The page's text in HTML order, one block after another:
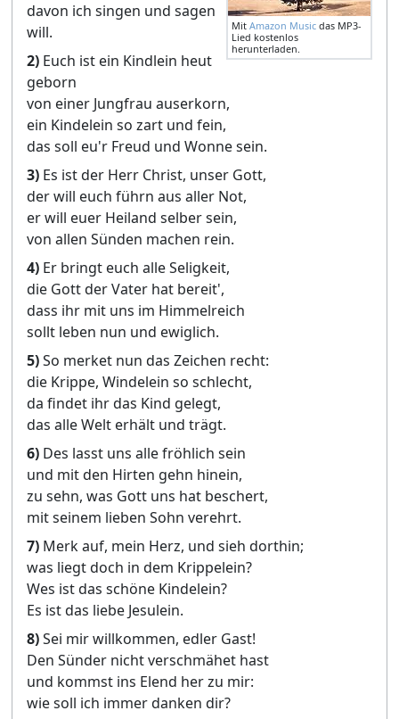
Mit Amazon Music das MP3-
Lied kostenlos
herunterladen.
davon ich singen und sagen
will.
2) Euch ist ein Kindlein heut
geborn
von einer Jungfrau auserkorn,
ein Kindelein so zart und fein,
das soll eu'r Freud und Wonne sein.
3) Es ist der Herr Christ, unser Gott,
der will euch führn aus aller Not,
er will euer Heiland selber sein,
von allen Sünden machen rein.
4) Er bringt euch alle Seligkeit,
die Gott der Vater hat bereit',
dass ihr mit uns im Himmelreich
sollt leben nun und ewiglich.
5)So merket nun das Zeichen recht:
die Krippe, Windelein so schlecht,
da findet ihr das Kind gelegt,
das alle Welt erhält und trägt.
6) Des lasst uns alle fröhlich sein
und mit den Hirten gehn hinein,
zu sehn, was Gott uns hat beschert,
mit seinem lieben Sohn verehrt.
7) Merk auf, mein Herz, und sieh dorthin;
was liegt doch in dem Krippelein?
Wes ist das schöne Kindelein?
Es ist das liebe Jesulein.
8)Sei mir willkommen, edler Gast!
Den Sünder nicht verschmähet hast
und kommst ins Elend her zu mir:
wie soll ich immer danken dir?